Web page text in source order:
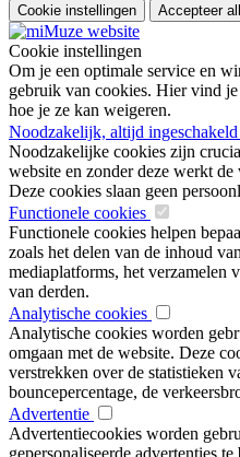
Cookie instellingen Accepteer
Cookie instellingen
Om je een optimale service en
gebruik van cookies. Hier vind
hoe je ze kan weigeren.
Noodzakelijk, altijd ingeschakeld
Noodzakelijke cookies zijn
website en zonder deze werkt
Deze cookies slaan geen
Functionele cookies
Functionele cookies helpen
zoals het delen van de inhoud
mediaplatforms, het verzamelen
van derden.
Analytische cookies
Analytische cookies worden
omgaan met de website. Deze
verstrekken over de statistieken
bouncepercentage, de
Advertentie
Advertentiecookies worden